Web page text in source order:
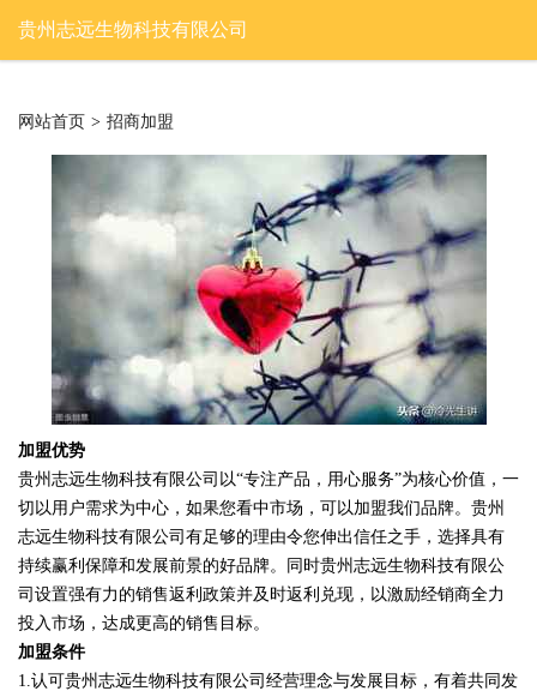
贵州志远生物科技有限公司
网站首页 > 招商加盟
加盟优势
贵州志远生物科技有限公司以“专注产品，用心服务”为核心价值，一
切以用户需求为中心，如果您看中市场，可以加盟我们品牌。贵州
志远生物科技有限公司有足够的理由令您伸出信任之手，选择具有
持续赢利保障和发展前景的好品牌。同时贵州志远生物科技有限公
司设置强有力的销售返利政策并及时返利兑现，以激励经销商全力
投入市场，达成更高的销售目标。
加盟条件
1.认可贵州志远生物科技有限公司经营理念与发展目标，有着共同发